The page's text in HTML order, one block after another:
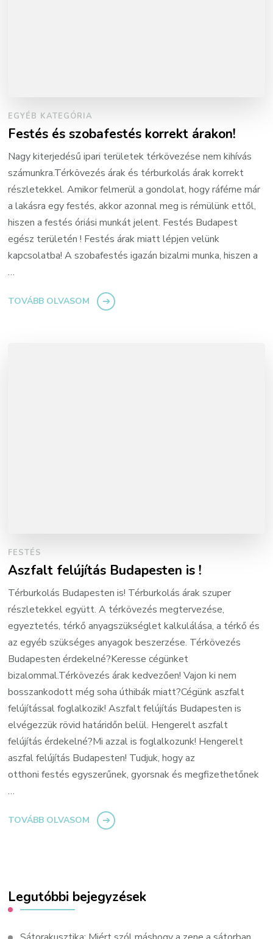
EGYÉB KATEGÓRIA
Festés és szobafestés korrekt árakon!
Nagy kiterjedésű ipari területek térkövezése nem kihívás
számunkra.Térkövezés árak és térburkolás árak korrekt
részletekkel. Amikor felmerül a gondolat, hogy ráférne már
a lakásra egy festés, akkor azonnal meg is rémülünk ettől,
hiszen a festés óriási munkát jelent. Festés Budapest
egész területén ! Festés árak miatt lépjen velünk
kapcsolatba! A szobafestés igazán bizalmi munka, hiszen a
…
TOVÁBB OLVASOM
FESTÉS
Aszfalt felújítás Budapesten is !
Térburkolás Budapesten is! Térburkolás árak szuper
részletekkel együtt. A térkövezés megtervezése,
egyeztetés, térkő anyagszükséglet kalkulálása, a térkő és
az egyéb szükséges anyagok beszerzése. Térkövezés
Budapesten érdekelné?Keresse cégünket
bizalommal.Térkövezés árak kedvezően! Vajon ki nem
bosszankodott még soha úthibák miatt?Cégünk aszfalt
felújítással foglalkozik! Aszfalt felújítás Budapesten is
elvégezzük rövid határidőn belül. Hengerelt aszfalt
felújítás érdekelné?Mi azzal is foglalkozunk! Hengerelt
aszfal felújítás Budapesten! Tudjuk, hogy az
otthoni festés egyszerűnek, gyorsnak és megfizethetőnek
…
TOVÁBB OLVASOM
Legutóbbi bejegyzések